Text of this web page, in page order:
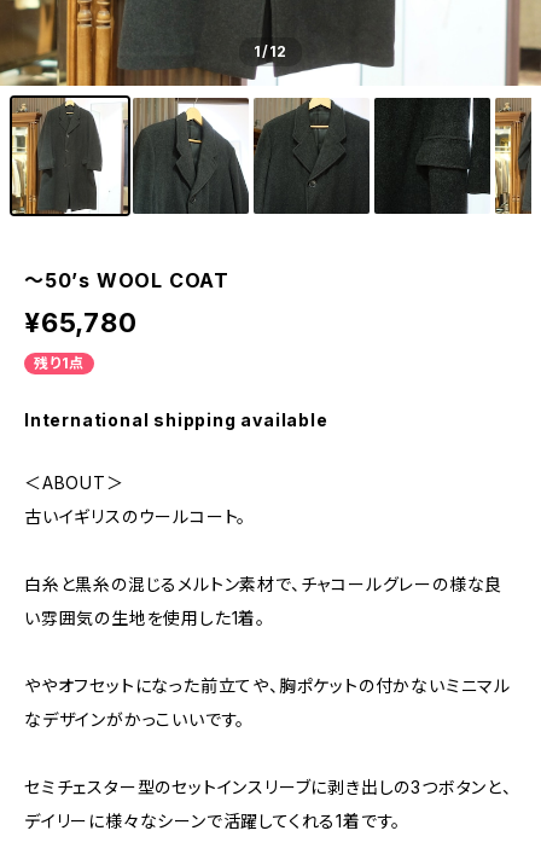
1/12
〜50’s WOOL COAT
¥65,780
残り1点
International shipping available
＜ABOUT＞
古いイギリスのウールコート。
白糸と黒糸の混じるメルトン素材で、チャコールグレーの様な良
い雰囲気の生地を使用した1着。
ややオフセットになった前立てや、胸ポケットの付かないミニマル
なデザインがかっこいいです。
セミチェスター型のセットインスリーブに剥き出しの3つボタンと、
デイリーに様々なシーンで活躍してくれる1着です。